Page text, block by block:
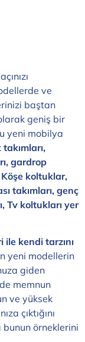
ve
baştan
geniş bir
yeni mobilya
gardrop
koltuklar,
takımları, genç
Tv koltukları yer
kendi tarzını
yeni modellerin
giden
memnun
ve yüksek
çıktığını
örneklerini